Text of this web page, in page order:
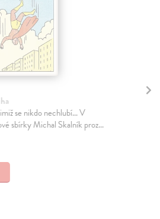
se nikdo nechlubí... V
sbírky Michal Skalník proz...